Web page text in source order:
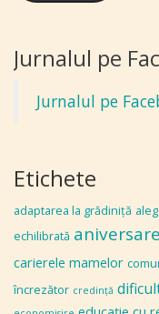
Jurnalul pe
Jurnalul pe
Etichete
adaptarea la grădiniţă
echilibrată aniversare
carierele mamelor
încrezător credinţă